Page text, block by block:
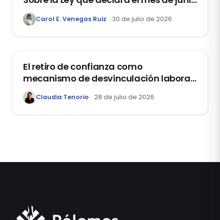
como el “Mes de la Vida y la Familia”
Carol E. Venegas Ruiz 30 de julio de 2026
El retiro de confianza como
mecanismo de desvinculación laboral:
reflexiones a propósito de la casación
laboral 29553-2024 loreto
Claudia Tenorio 28 de julio de 2026